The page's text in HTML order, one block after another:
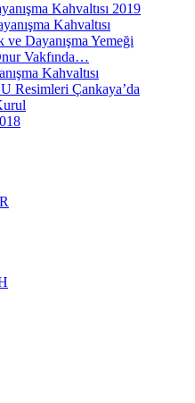
Kahvaltısı 2019
Kahvaltısı
Dayanışma Yemeği
Vakfında…
Kahvaltısı
Resimleri Çankaya’da